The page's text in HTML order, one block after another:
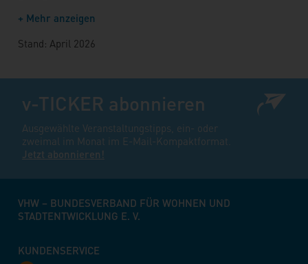
+ Mehr anzeigen
Stand: April 2026
VHW – BUNDESVERBAND FÜR WOHNEN UND
STADTENTWICKLUNG E. V.
KUNDENSERVICE
v-TICKER abonnieren
Ausgewählte Veranstaltungstipps, ein- oder
zweimal im Monat im E-Mail-Kompaktformat.
Jetzt abonnieren!